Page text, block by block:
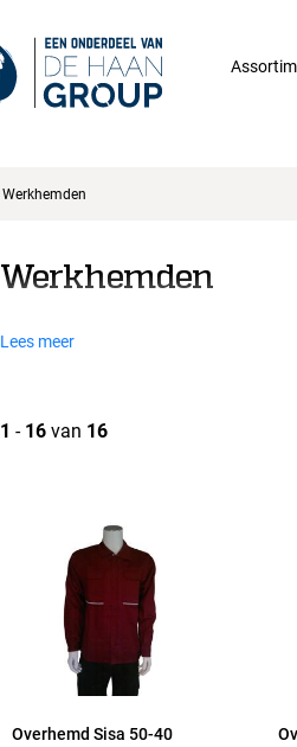
Werkhemden
Werkhemden
Lees meer
1 - 16 van 16
Overhemd Sisa 50-40